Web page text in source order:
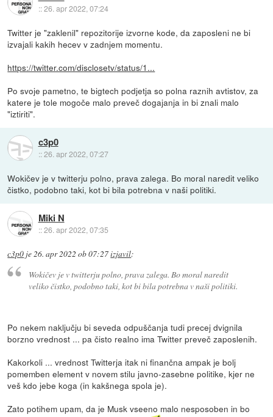
::26. apr 2022, 07:24
Twitter je "zaklenil" repozitorije izvorne kode, da zaposleni ne bi
izvajali kakih hecev v zadnjem momentu.
https://twitter.com/disclosetv/status/1...
Po svoje pametno, te bigtech podjetja so polna raznih avtistov, za
katere je tole mogoče malo preveč dogajanja in bi znali malo
"iztiriti".
c3p0
::26. apr 2022, 07:27
Wokičev je v twitterju polno, prava zalega. Bo moral naredit veliko
čistko, podobno taki, kot bi bila potrebna v naši politiki.
Miki N
::26. apr 2022, 07:35
c3p0 je26. apr 2022 ob 07:27izjavil:
Wokičev je v twitterju polno, prava zalega. Bo moral naredit
veliko čistko, podobno taki, kot bi bila potrebna v naši politiki.
Po nekem naključju bi seveda odpuščanja tudi precej dvignila
borzno vrednost ... pa čisto realno ima Twitter preveč zaposlenih.
Kakorkoli ... vrednost Twitterja itak ni finančna ampak je bolj
pomemben element v novem stilu javno-zasebne politike, kjer ne
veš kdo jebe koga (in kakšnega spola je).
Zato potihem upam, da je Musk vseeno malo nesposoben in bo